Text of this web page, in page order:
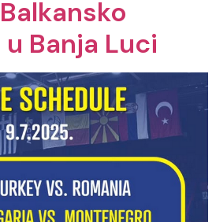
Banja Luci